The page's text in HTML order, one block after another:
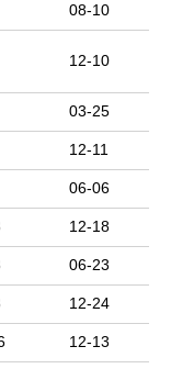
08-10
12-10
03-25
12-11
06-06
12-18
06-23
12-24
12-13